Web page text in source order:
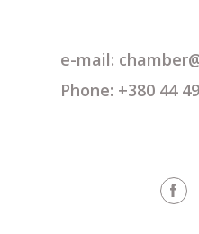
e-mail:
Phone: +380 44